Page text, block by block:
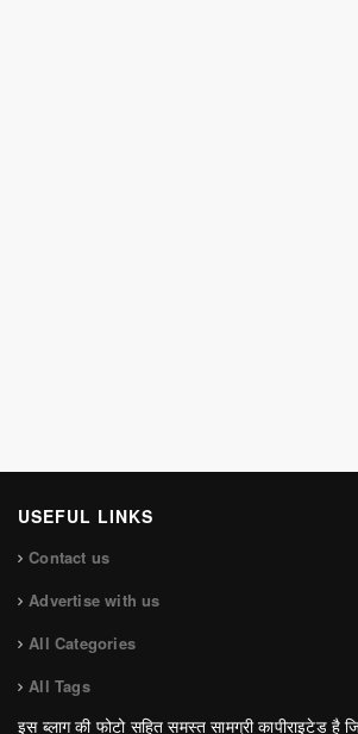
USEFUL LINKS
Contact us
Advertise with us
All Categories
All Tags
इस ब्लाग की फोटो सहित समस्त सामग्री कापीराइटेड है